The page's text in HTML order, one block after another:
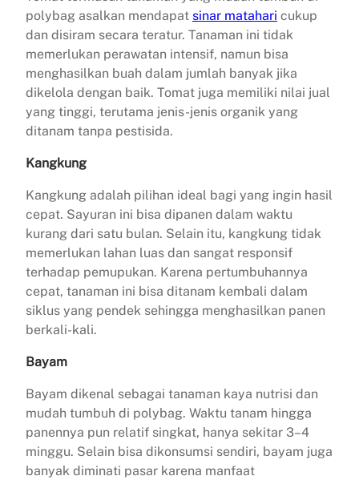
polybag asalkan mendapat sinar matahari cukup
dan disiram secara teratur. Tanaman ini tidak
memerlukan perawatan intensif, namun bisa
menghasilkan buah dalam jumlah banyak jika
dikelola dengan baik. Tomat juga memiliki nilai jual
yang tinggi, terutama jenis-jenis organik yang
ditanam tanpa pestisida.
Kangkung
Kangkung adalah pilihan ideal bagi yang ingin hasil
cepat. Sayuran ini bisa dipanen dalam waktu
kurang dari satu bulan. Selain itu, kangkung tidak
memerlukan lahan luas dan sangat responsif
terhadap pemupukan. Karena pertumbuhannya
cepat, tanaman ini bisa ditanam kembali dalam
siklus yang pendek sehingga menghasilkan panen
berkali-kali.
Bayam
Bayam dikenal sebagai tanaman kaya nutrisi dan
mudah tumbuh di polybag. Waktu tanam hingga
panennya pun relatif singkat, hanya sekitar 3–4
minggu. Selain bisa dikonsumsi sendiri, bayam juga
banyak diminati pasar karena manfaat